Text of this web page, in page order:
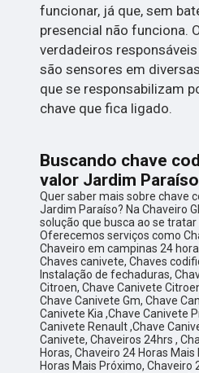
funcionar, já que, sem
presencial não funciona.
verdadeiros
são sensores em
que se responsabilizam
chave que fica ligado.
Buscando chave
valor Jardim
Quer saber mais sobre chave
Jardim Paraíso? Na Chaveiro
solução que busca ao se tratar
Oferecemos serviços como
Chaveiro em campinas 24
Chaves canivete, Chaves
Instalação de fechaduras,
Citroen, Chave Canivete
Chave Canivete Gm, Chave
Canivete Kia ,Chave Canivete
Canivete Renault ,Chave
Canivete, Chaveiros 24hrs ,
Horas, Chaveiro 24 Horas
Horas Mais Próximo, Chaveiro